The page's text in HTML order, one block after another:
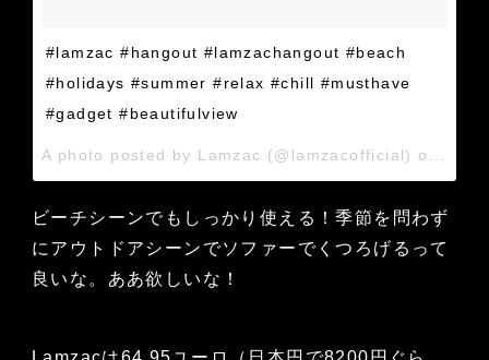
#lamzac #hangout #lamzachangout #beach
#holidays #summer #relax #chill #musthave
#gadget #beautifulview
ビーチシーンでもしっかり使える！季節を問わず
にアウトドアシーンでソファーでくつろげるって
良いな。ああ欲しいな！